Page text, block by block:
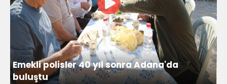
Emekli polisler 40 yıl sonra Adana'da
buluştu